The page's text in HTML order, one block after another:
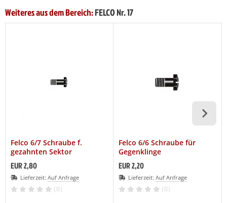
Weiteres aus dem Bereich:FELCO Nr. 17
Felco 6/7 Schraube f.
gezahnten Sektor
EUR 2,80
Lieferzeit: Auf Anfrage
(0)
Felco 6/6 Schraube für
Gegenklinge
EUR 2,20
Lieferzeit: Auf Anfrage
(0)